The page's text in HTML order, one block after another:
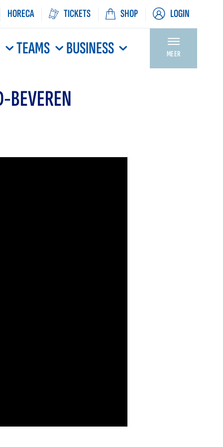
HORECA TICKETS SHOP LOGIN
TEAMS BUSINESS MEER
BEVEREN